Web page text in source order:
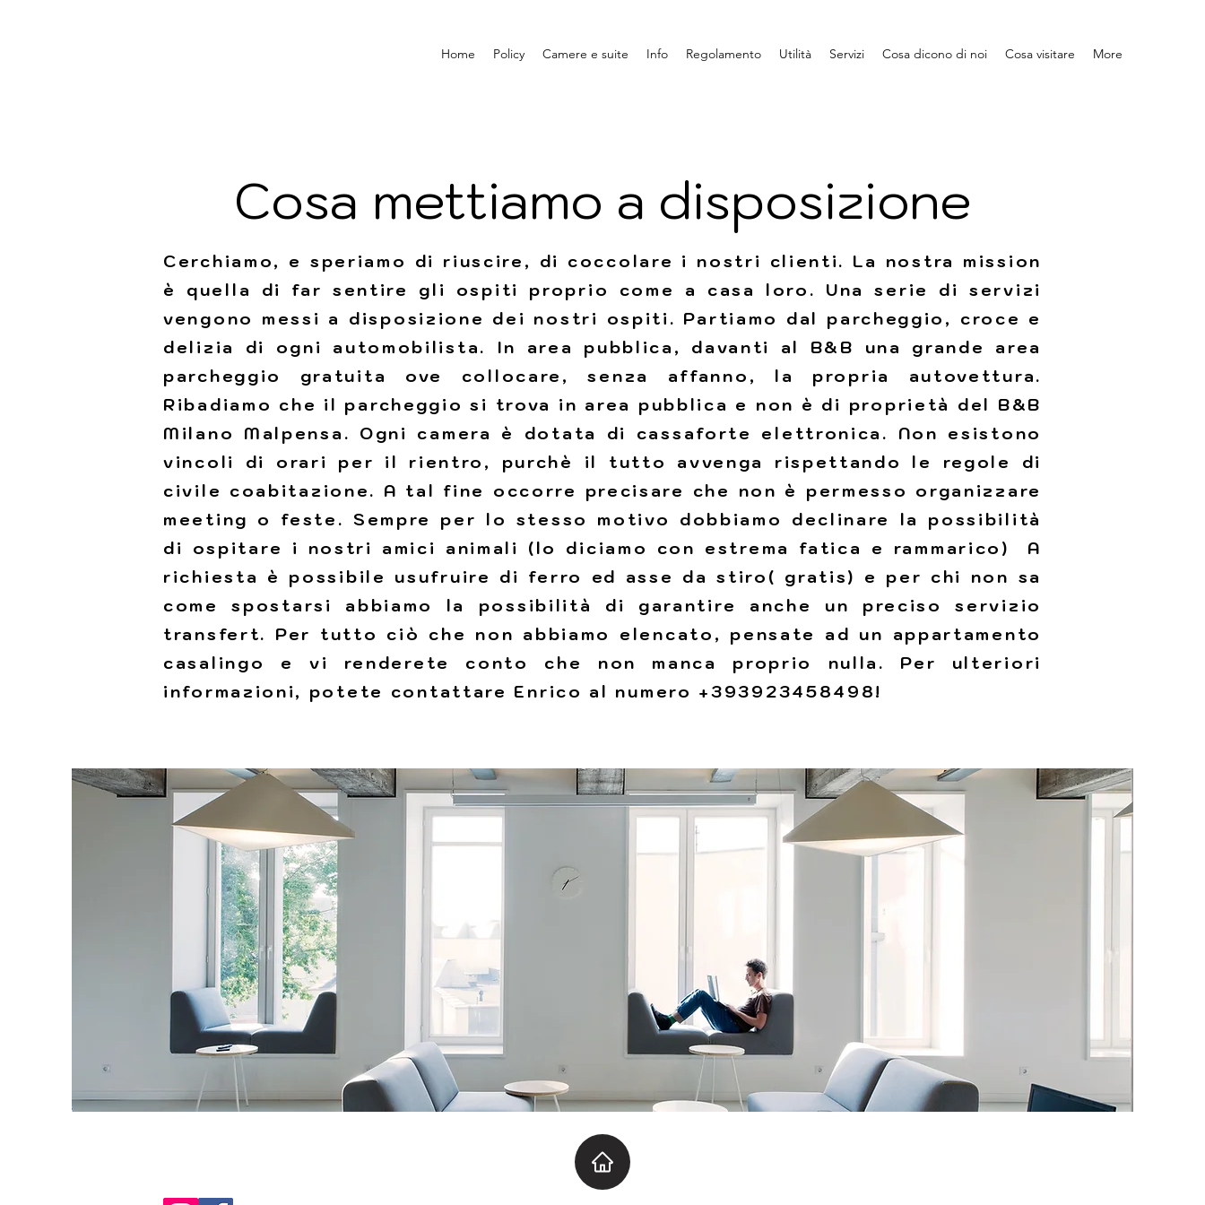
Home Policy Camere e suite Info Regolamento Utilità Servizi Cosa dicono di noi Cosa visitare More
Cosa mettiamo a disposizione
Cerchiamo, e speriamo di riuscire, di coccolare i nostri clienti. La nostra mission
è quella di far sentire gli ospiti proprio come a casa loro. Una serie di servizi
vengono messi a disposizione dei nostri ospiti. Partiamo dal parcheggio, croce e
delizia di ogni automobilista. In area pubblica, davanti al B&B una grande area
parcheggio gratuita ove collocare, senza affanno, la propria autovettura.
Ribadiamo che il parcheggio si trova in area pubblica e non è di proprietà del B&B
Milano Malpensa. Ogni camera è dotata di cassaforte elettronica. Non esistono
vincoli di orari per il rientro, purchè il tutto avvenga rispettando le regole di
civile coabitazione. A tal fine occorre precisare che non è permesso organizzare
meeting o feste. Sempre per lo stesso motivo dobbiamo declinare la possibilità
di ospitare i nostri amici animali (lo diciamo con estrema fatica e rammarico) A
richiesta è possibile usufruire di ferro ed asse da stiro( gratis) e per chi non sa
come spostarsi abbiamo la possibilità di garantire anche un preciso servizio
transfert. Per tutto ciò che non abbiamo elencato, pensate ad un appartamento
casalingo e vi renderete conto che non manca proprio nulla. Per ulteriori
informazioni, potete contattare Enrico al numero +393923458498!